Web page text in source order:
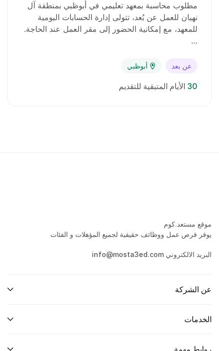
مطلوب محاسبة بمعهد تعليمي في أبوظبي بمنطقة آل
نهيان للعمل عن بُعد، تتولى إدارة الحسابات اليومية
للمعهد، مع إمكانية الحضور إلى مقر العمل عند الحاجة.
…
عن بعد أبوظبي
30 الأيام المتبقية للتقديم
موقع مستعد.كوم
يوفر فرص عمل ووظائف حقيقية لجميع المؤهلات و الفئات
البريد الالكتروني info@mosta3ed.com
عن الشركة
الخدمات
روابط مهمة